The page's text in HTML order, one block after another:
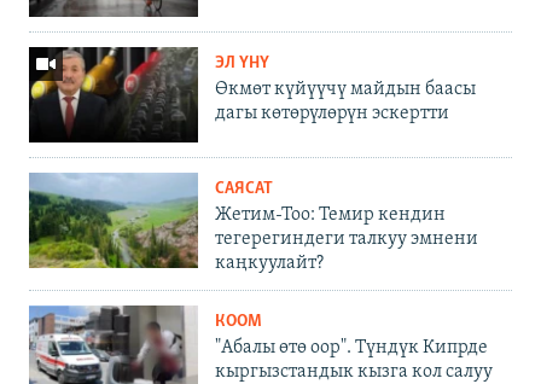
ЭЛ ҮНҮ
Өкмөт күйүүчү майдын баасы
дагы көтөрүлөрүн эскертти
САЯСАТ
Жетим-Тоо: Темир кендин
тегерегиндеги талкуу эмнени
каңкуулайт?
КООМ
"Абалы өтө оор". Түндүк Кипрде
кыргызстандык кызга кол салуу